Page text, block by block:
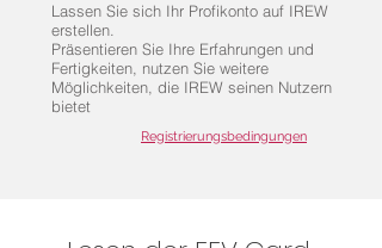
Lassen Sie sich Ihr Profikonto auf IREW
erstellen.
Präsentieren Sie Ihre Erfahrungen und
Fertigkeiten, nutzen Sie weitere
Möglichkeiten, die IREW seinen Nutzern
bietet
Registrierungsbedingungen